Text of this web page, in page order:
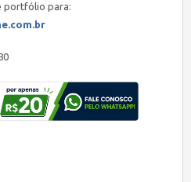
portfólio para: